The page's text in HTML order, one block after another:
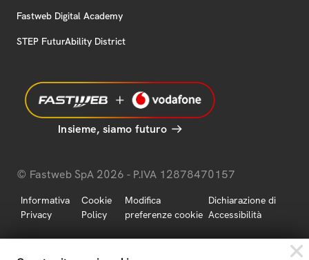
Fastweb Digital Academy
STEP FuturAbility District
Insieme, siamo futuro
© Fastweb SpA 2026 - P.IVA 12878470157
Informativa
Privacy
Cookie
Policy
Modifica
preferenze cookie
Dichiarazione di
Accessibilità